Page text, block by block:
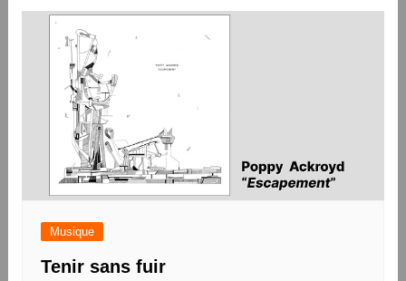
Musique
Tenir sans fuir